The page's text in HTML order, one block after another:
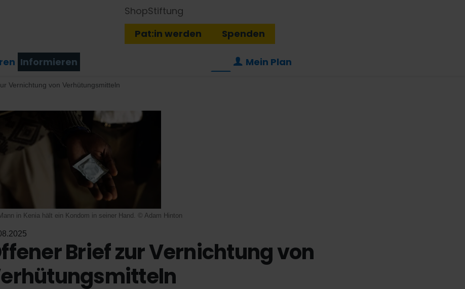
Informieren Mein Plan
Pat:in werden Spenden
ShopStiftung
Vernichtung von Verhütungsmitteln
in Kenia hält ein Kondom in seiner Hand. © Adam Hinton
Brief zur Vernichtung von